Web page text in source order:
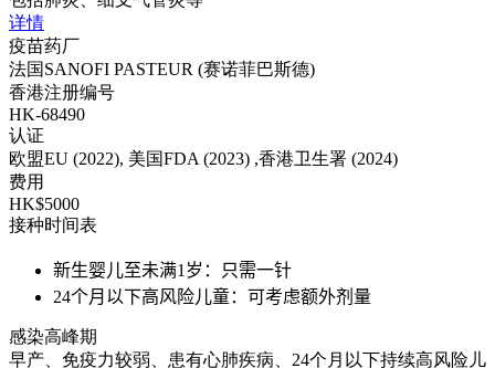
详情
疫苗药厂
法国SANOFI PASTEUR (赛诺菲巴斯德)
香港注册编号
HK-68490
认证
欧盟EU (2022), 美国FDA (2023) ,香港卫生署 (2024)
费用
HK$5000
接种时间表
新生婴儿至未满1岁：只需一针
24个月以下高风险儿童：可考虑额外剂量
感染高峰期
早产、免疫力较弱、患有心肺疾病、24个月以下持续高风险儿